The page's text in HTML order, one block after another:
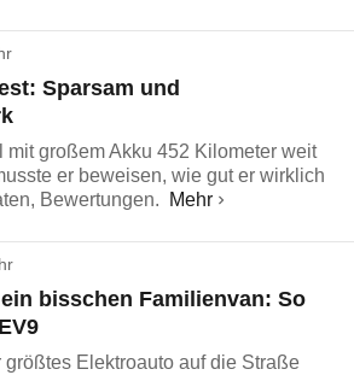
Sparsam und
mit großem Akku 452 Kilometer weit
er beweisen, wie gut er wirklich
Bewertungen.
Mehr
bisschen Familienvan: So
größtes Elektroauto auf die Straße